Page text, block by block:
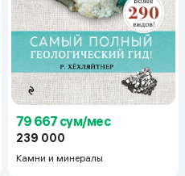
79 667 сум/мес
239 000
Камни и минералы